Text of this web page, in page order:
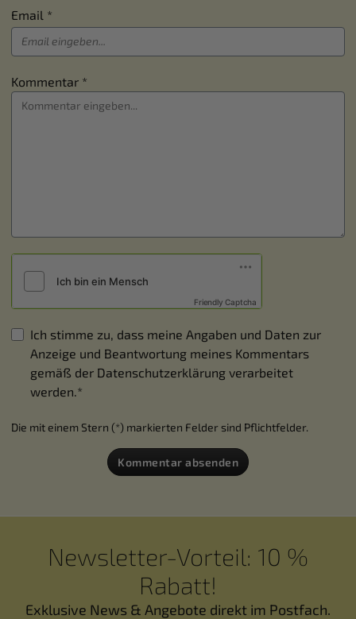
Email *
Kommentar *
Friendly Captcha
Ich stimme zu, dass meine Angaben und Daten zur
Anzeige und Beantwortung meines Kommentars
gemäß der Datenschutzerklärung verarbeitet
werden.*
Die mit einem Stern (*) markierten Felder sind Pflichtfelder.
Kommentar absenden
Newsletter-Vorteil: 10 %
Rabatt!
Exklusive News & Angebote direkt im Postfach.